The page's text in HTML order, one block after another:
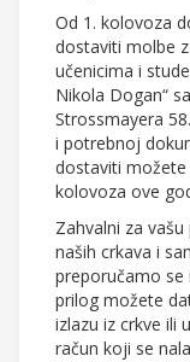
Od 1. kolovoza
dostaviti molbe
učenicima i
Nikola Dogan“
Strossmayera
i potrebnoj
dostaviti možete
kolovoza ove
Zahvalni za
naših crkava i
preporučamo se
prilog možete
izlazu iz crkve ili
račun koji se